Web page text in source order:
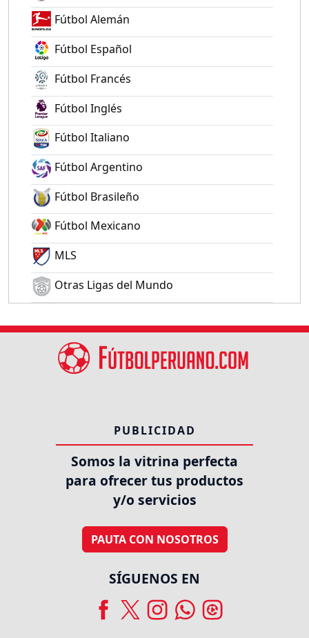
Fútbol Alemán
Fútbol Español
Fútbol Francés
Fútbol Inglés
Fútbol Italiano
Fútbol Argentino
Fútbol Brasileño
Fútbol Mexicano
MLS
Otras Ligas del Mundo
PUBLICIDAD
Somos la vitrina perfecta
para ofrecer tus productos
y/o servicios
PAUTA CON NOSOTROS
SÍGUENOS EN